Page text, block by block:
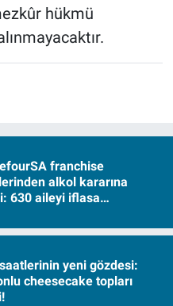
hükmü
franchise
alkol kararına
630 aileyi iflasa
yeni gözdesi:
cheesecake topları